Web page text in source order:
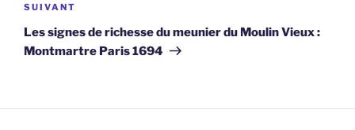
Article
suivant
SUIVANT
Les signes de richesse du meunier du Moulin Vieux :
Montmartre Paris 1694